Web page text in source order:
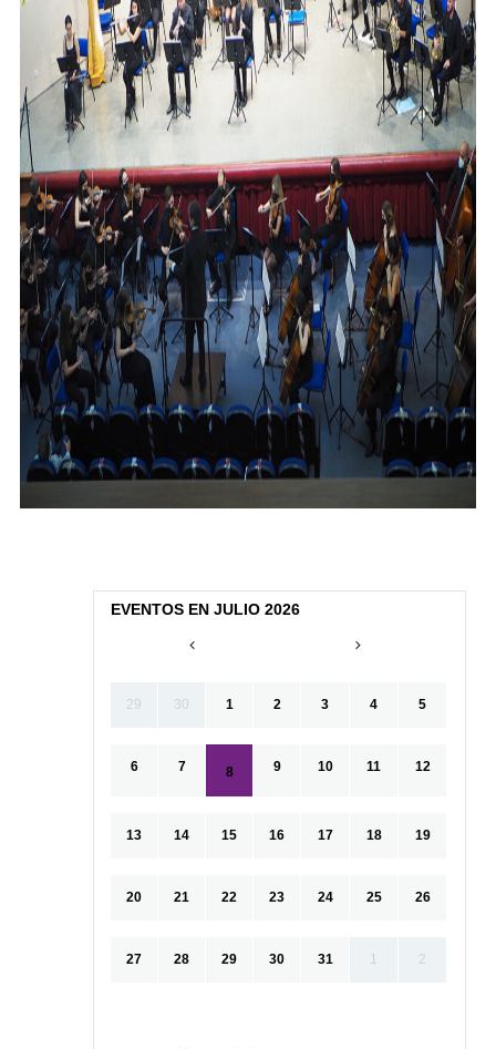
EVENTOS EN JULIO 2026
29 30 1 2 3 4 5
6 7 8 9 10 11 12
13 14 15 16 17 18 19
20 21 22 23 24 25 26
27 28 29 30 31 1 2